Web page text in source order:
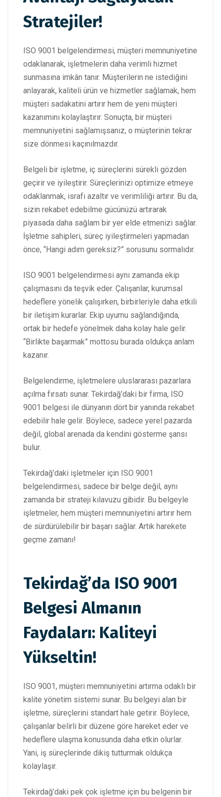
Stratejiler!
ISO 9001 belgelendirmesi, müşteri memnuniyetine
odaklanarak, işletmelerin daha verimli hizmet
sunmasına imkân tanır. Müşterilerin ne istediğini
anlayarak, kaliteli ürün ve hizmetler sağlamak, hem
müşteri sadakatini artırır hem de yeni müşteri
kazanımını kolaylaştırır. Sonuçta, bir müşteri
memnuniyetini sağlamışsanız, o müşterinin tekrar
size dönmesi kaçınılmazdır.
Belgeli bir işletme, iç süreçlerini sürekli gözden
geçirir ve iyileştirir. Süreçlerinizi optimize etmeye
odaklanmak, israfı azaltır ve verimliliği artırır. Bu da,
sizin rekabet edebilme gücünüzü artırarak
piyasada daha sağlam bir yer elde etmenizi sağlar.
İşletme sahipleri, süreç iyileştirmeleri yapmadan
önce, “Hangi adım gereksiz?” sorusunu sormalıdır.
ISO 9001 belgelendirmesi aynı zamanda ekip
çalışmasını da teşvik eder. Çalışanlar, kurumsal
hedeflere yönelik çalışırken, birbirleriyle daha etkili
bir iletişim kurarlar. Ekip uyumu sağlandığında,
ortak bir hedefe yönelmek daha kolay hale gelir.
“Birlikte başarmak” mottosu burada oldukça anlam
kazanır.
Belgelendirme, işletmelere uluslararası pazarlara
açılma fırsatı sunar. Tekirdağ’daki bir firma, ISO
9001 belgesi ile dünyanın dört bir yanında rekabet
edebilir hale gelir. Böylece, sadece yerel pazarda
değil, global arenada da kendini gösterme şansı
bulur.
Tekirdağ’daki işletmeler için ISO 9001
belgelendirmesi, sadece bir belge değil, aynı
zamanda bir strateji kılavuzu gibidir. Bu belgeyle
işletmeler, hem müşteri memnuniyetini artırır hem
de sürdürülebilir bir başarı sağlar. Artık harekete
geçme zamanı!
Tekirdağ’da ISO 9001
Belgesi Almanın
Faydaları: Kaliteyi
Yükseltin!
ISO 9001, müşteri memnuniyetini artırma odaklı bir
kalite yönetim sistemi sunar. Bu belgeyi alan bir
işletme, süreçlerini standart hale getirir. Böylece,
çalışanlar belirli bir düzene göre hareket eder ve
hedeflere ulaşma konusunda daha etkin olurlar.
Yani, iş süreçlerinde dikiş tutturmak oldukça
kolaylaşır.
Tekirdağ’daki pek çok işletme için bu belgenin bir